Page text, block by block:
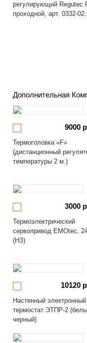
регулирующий Regutec
проходной, арт. 0332-
Дополнительная
9000
Термоголовка «F»
(дистанционный
температуры 2 м.)
3000
Термоэлектрический
сервопривод EMOtec,
(НЗ)
10120
Настенный электронный
термостат ЭТПР-2
черный)